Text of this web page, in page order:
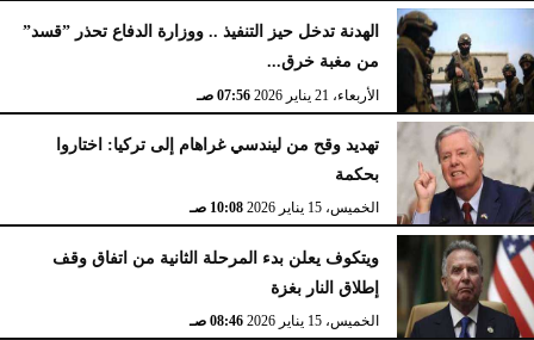
الهدنة تدخل حيز التنفيذ .. ووزارة الدفاع تحذر ”قسد”
من مغبة خرق...
الأربعاء، 21 يناير 2026 07:56 صـ
تهديد وقح من ليندسي غراهام إلى تركيا: اختاروا
بحكمة
الخميس، 15 يناير 2026 10:08 صـ
ويتكوف يعلن بدء المرحلة الثانية من اتفاق وقف
إطلاق النار بغزة
الخميس، 15 يناير 2026 08:46 صـ